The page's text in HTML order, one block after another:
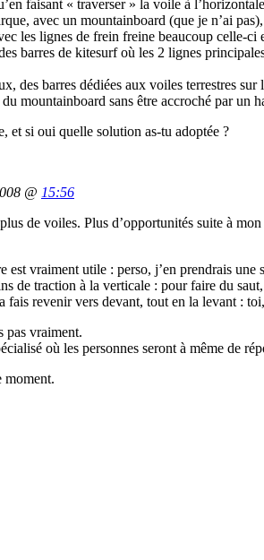
faisant « traverser » la voile à
avec un mountainboard (que je n’ai
les lignes de frein freine beaucoup celle-
barres de kitesurf où les 2 lignes
des barres dédiées aux voiles terrestres
mountainboard sans être accroché par un
et si oui quelle solution as-tu adoptée ?
@ 15:56
de voiles. Plus d’opportunités suite à
est vraiment utile : perso, j’en prendrais une
de traction à la verticale : pour faire du
fais revenir vers devant, tout en la levant :
pas vraiment.
où les personnes seront à même de
moment.